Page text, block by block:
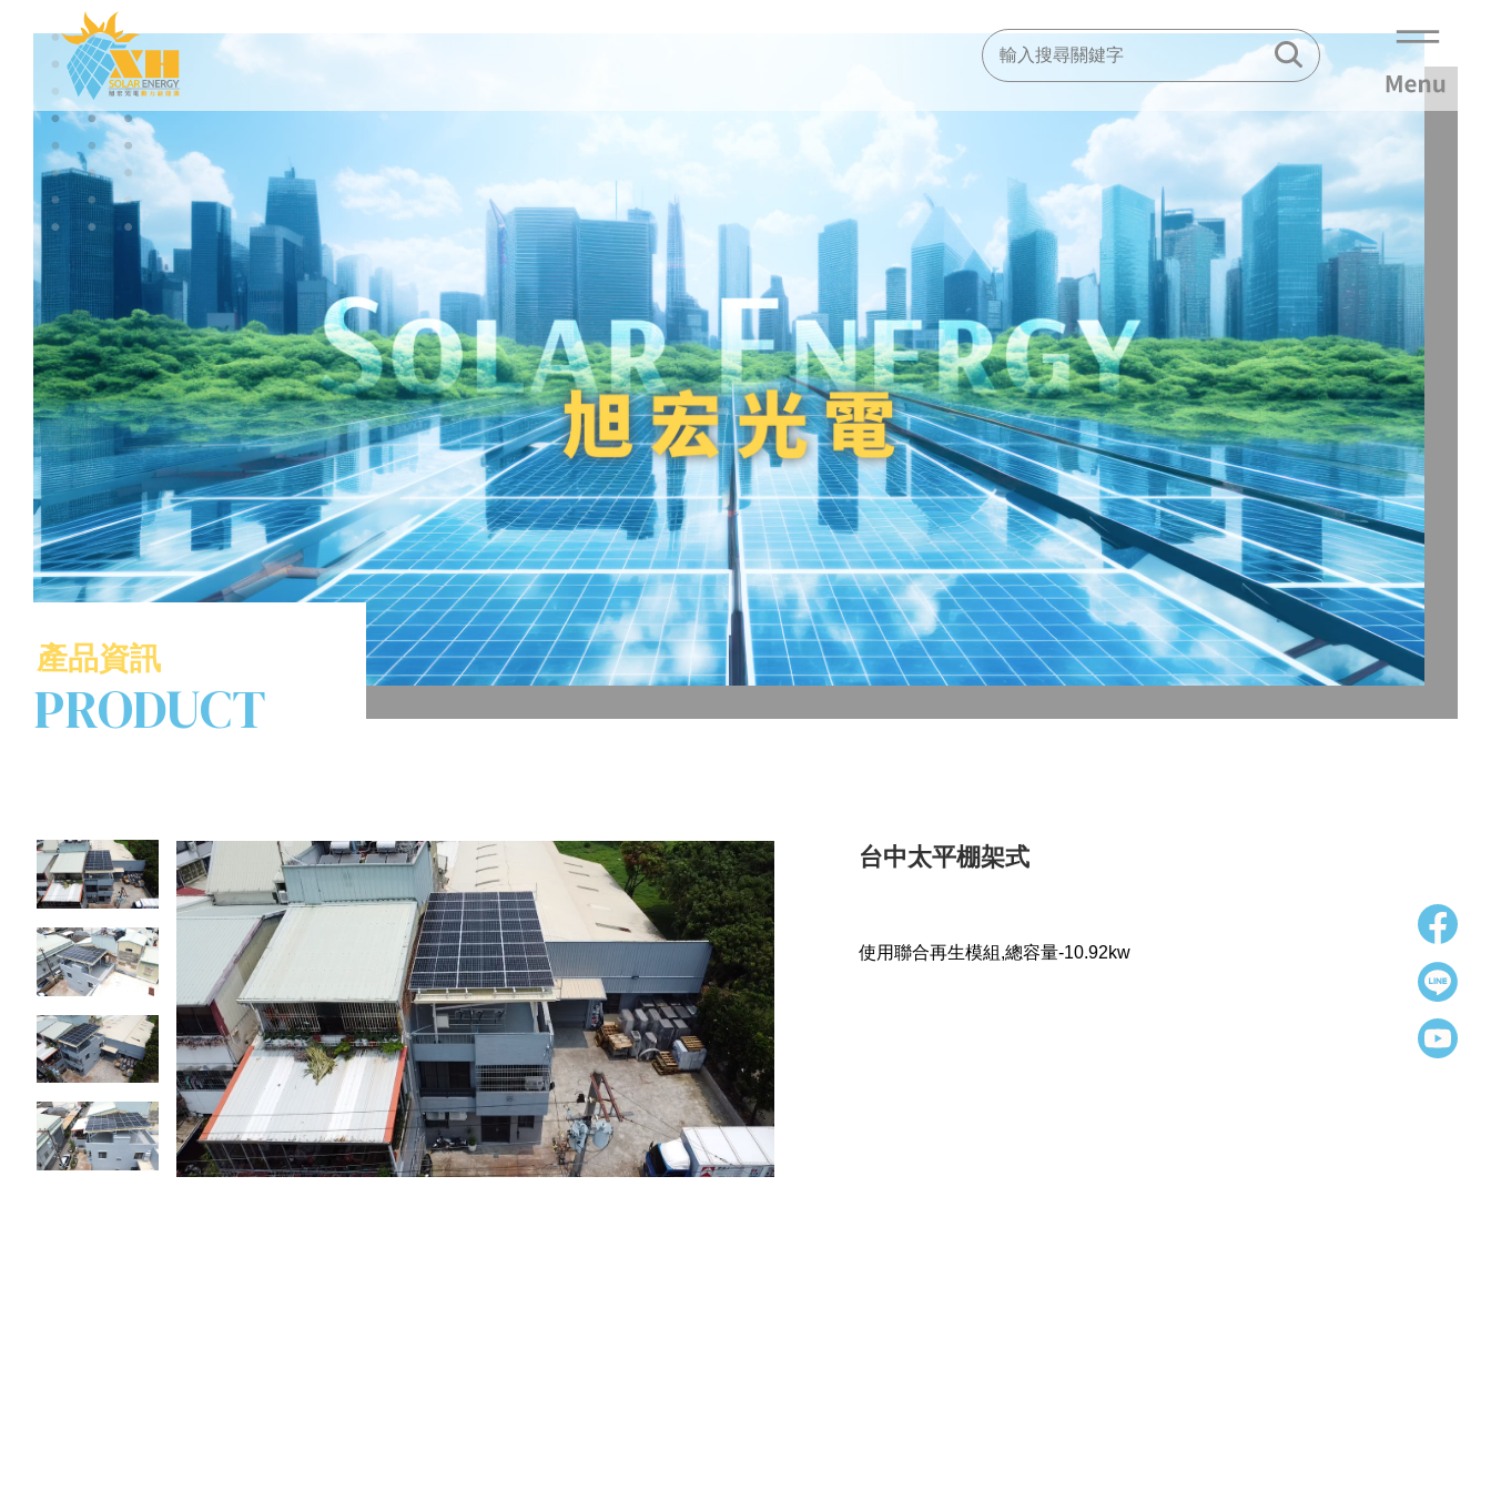
產品資訊
PRODUCT
台中太平棚架式
使用聯合再生模組,總容量-10.92kw